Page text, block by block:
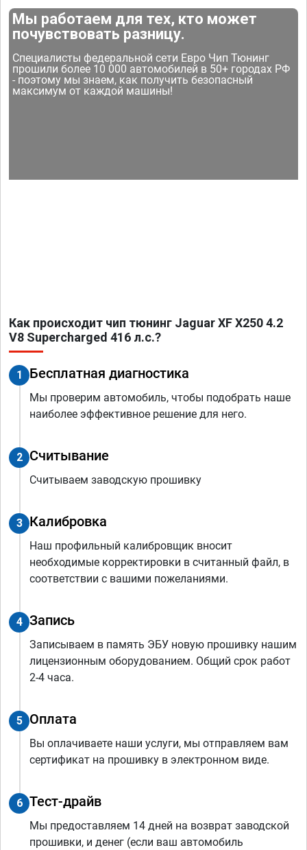
Мы работаем для тех, кто может
почувствовать разницу.
Специалисты федеральной сети Евро Чип Тюнинг
прошили более 10 000 автомобилей в 50+ городах РФ
- поэтому мы знаем, как получить безопасный
максимум от каждой машины!
Как происходит чип тюнинг Jaguar XF X250 4.2
V8 Supercharged 416 л.с.?
1 Бесплатная диагностика
Мы проверим автомобиль, чтобы подобрать наше
наиболее эффективное решение для него.
2 Считывание
Считываем заводскую прошивку
3 Калибровка
Наш профильный калибровщик вносит
необходимые корректировки в считанный файл, в
соответствии с вашими пожеланиями.
4 Запись
Записываем в память ЭБУ новую прошивку нашим
лицензионным оборудованием. Общий срок работ
2-4 часа.
5 Оплата
Вы оплачиваете наши услуги, мы отправляем вам
сертификат на прошивку в электронном виде.
6 Тест-драйв
Мы предоставляем 14 дней на возврат заводской
прошивки, и денег (если ваш автомобиль